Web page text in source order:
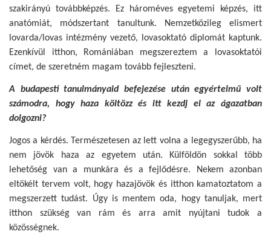
szakirányú továbbképzés. Ez hároméves egyetemi képzés, itt
anatómiát, módszertant tanultunk. Nemzetközileg elismert
lovarda/lovas intézmény vezető, lovasoktató diplomát kaptunk.
Ezenkívül itthon, Romániában megszereztem a lovasoktatói
címet, de szeretném magam tovább fejleszteni.
A budapesti tanulmányaid befejezése után egyértelmű volt
számodra, hogy haza költözz és itt kezdj el az ágazatban
dolgozni?
Jogos a kérdés. Természetesen az lett volna a legegyszerűbb, ha
nem jövök haza az egyetem után. Külföldön sokkal több
lehetőség van a munkára és a fejlődésre. Nekem azonban
eltökélt tervem volt, hogy hazajövök és itthon kamatoztatom a
megszerzett tudást. Úgy is mentem oda, hogy tanuljak, mert
itthon szükség van rám és arra amit nyújtani tudok a
közösségnek.